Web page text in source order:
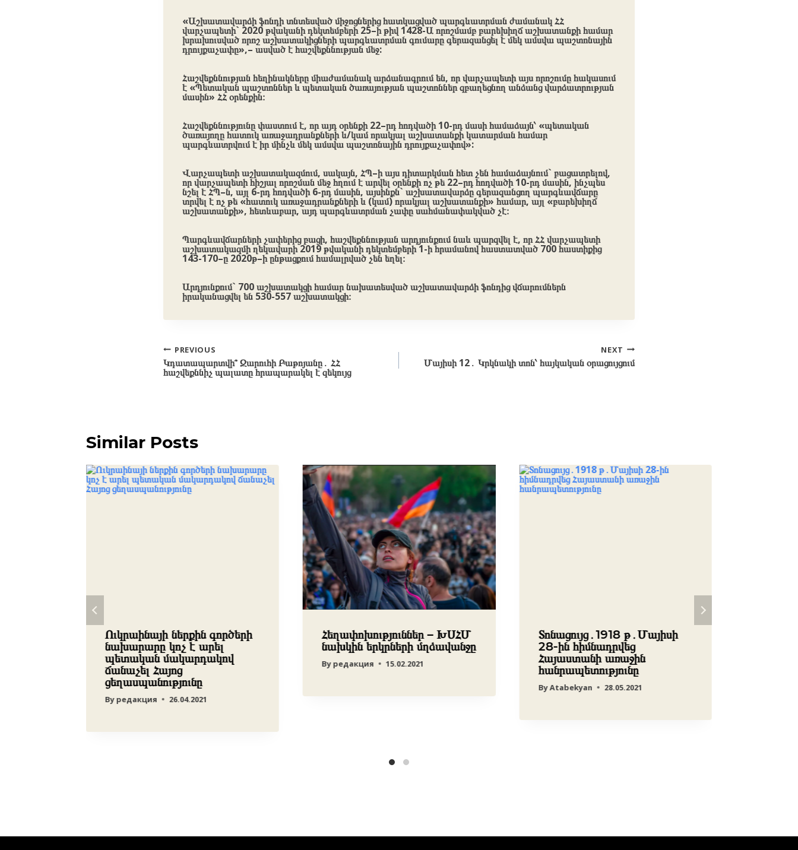
«Աշխատավարձի ֆոնդի տնտեսված միջոցներից հատկացված պարգևատրման ժամանակ ՀՀ
վարչապետի` 2020 թվականի դեկտեմբերի 25–ի թիվ 1428-Ա որոշմամբ բարեխիղճ աշխատանքի համար
խրախուսված որոշ աշխատակիցների պարգևատրման գումարը գերազանցել է մեկ ամսվա պաշտոնային
դրույքաչափը»,– ասված է հաշվեքննության մեջ:
Հաշվեքննության հեղինակները միաժամանակ արձանագրում են, որ վարչապետի այս որոշումը հակասում
է «Պետական պաշտոններ և պետական ծառայության պաշտոններ զբաղեցնող անձանց վարձատրության
մասին» ՀՀ օրենքին։
Հաշվեքննությունը փաստում է, որ այդ օրենքի 22–րդ հոդվածի 10-րդ մասի համաձայն՝ «պետական
ծառայողը հատուկ առաջադրանքների և/կամ որակյալ աշխատանքի կատարման համար
պարգևատրվում է իր մինչև մեկ ամսվա պաշտոնային դրույքաչափով»:
Վարչապետի աշխատակազմում, սակայն, ՀՊ–ի այս դիտարկման հետ չեն համաձայնում` բացատրելով,
որ վարչապետի հիշյալ որոշման մեջ հղում է արվել օրենքի ոչ թե 22–րդ հոդվածի 10-րդ մասին, ինչպես
նշել է ՀՊ–ն, այլ 6-րդ հոդվածի 6-րդ մասին, այսինքն` աշխատավարձը գերազանցող պարգևավճարը
տրվել է ոչ թե «հատուկ առաջադրանքների և (կամ) որակյալ աշխատանքի» համար, այլ «բարեխիղճ
աշխատանքի», հետևաբար, այդ պարգևատրման չափը սահմանափակված չէ։
Պարգևավճարների չափերից բացի, հաշվեքննության արդյունքում նաև պարզվել է, որ ՀՀ վարչապետի
աշխատակազմի ղեկավարի 2019 թվականի դեկտեմբերի 1-ի հրամանով հաստատված 700 հաստիքից
143-170–ը 2020թ–ի ընթացքում համալրված չեն եղել։
Արդյունքում` 700 աշխատակցի համար նախատեսված աշխատավարձի ֆոնդից վճարումներն
իրականացվել են 530-557 աշխատակցի։
Post
navigation
PREVIOUS
Կդատապարտվի՞ Զարուհի Բաթոյանը․ ՀՀ
հաշվեքննիչ պալատը հրապարակել է զեկույց
NEXT
Մայիսի 12․ Կրկնակի տոն՝ հայկական օրացույցում
Similar Posts
Ուկրաինայի ներքին գործերի
նախարարը կոչ է արել
պետական մակարդակով
ճանաչել Հայոց
ցեղասպանությունը
Byредакция 26.04.2021
Հեղափոխություններ – ԽՍՀՄ
նախկին երկրների մղձավանջը
Byредакция 15.02.2021
Տոնացույց․1918 թ․Մայիսի
28-ին հիմնադրվեց
Հայաստանի առաջին
հանրապետությունը
ByAtabekyan 28.05.2021